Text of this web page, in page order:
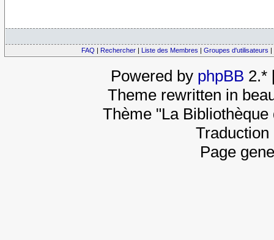
FAQ | Rechercher | Liste des Membres | Groupes d'utilisateurs |
Powered by phpBB 2.*
Theme rewritten in
Thème "La
Page